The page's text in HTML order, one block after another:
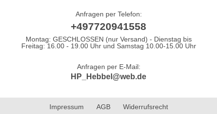
Anfragen per Telefon:
+497720941558
Montag: GESCHLOSSEN (nur Versand) - Dienstag bis
Freitag: 16.00 - 19.00 Uhr und Samstag 10.00-15.00 Uhr
Anfragen per E-Mail:
HP_Hebbel@web.de
Impressum AGB Widerrufsrecht